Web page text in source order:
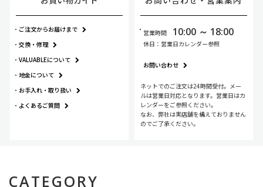
ご注文からお届けまで
交換・修理
VALUABLEについて
地金について
お手入れ・取り扱い
よくあるご質問
営業時間 10:00 ～ 18:00
休日：営業日カレンダー参照
お問い合わせ
ネットでのご注文は24時間受付。メー
ルは営業日対応となります。営業日はカ
レンダーをご参照ください。
なお、弊社は実店舗を構えておりません
のでご了承ください。
CATEGORY